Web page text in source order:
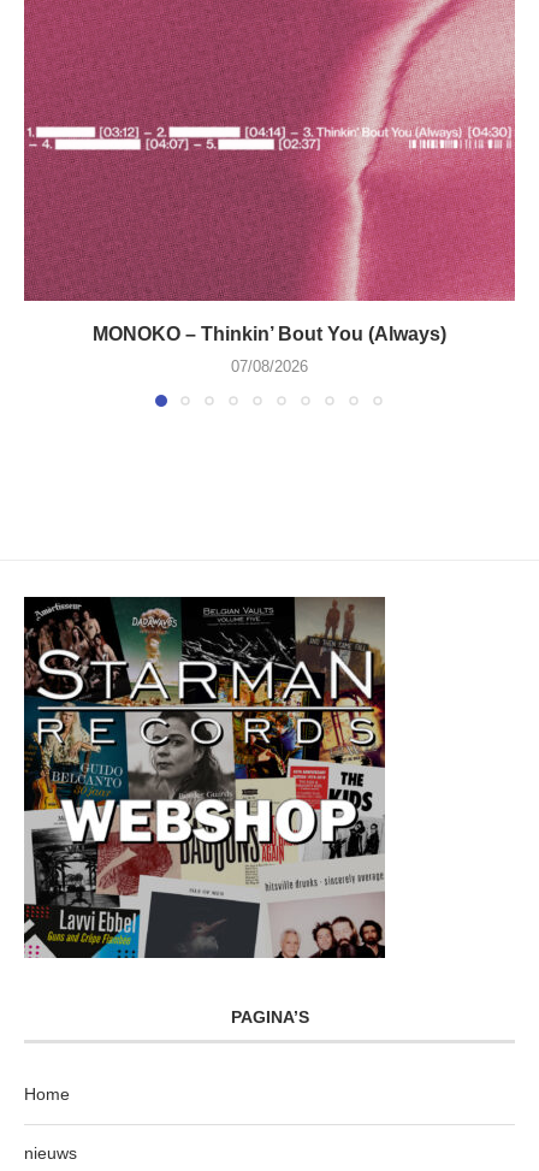
MONOKO – Thinkin’ Bout You (Always)
07/08/2026
PAGINA’S
Home
nieuws